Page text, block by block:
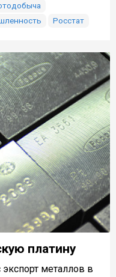
Росстат
платину
металлов в